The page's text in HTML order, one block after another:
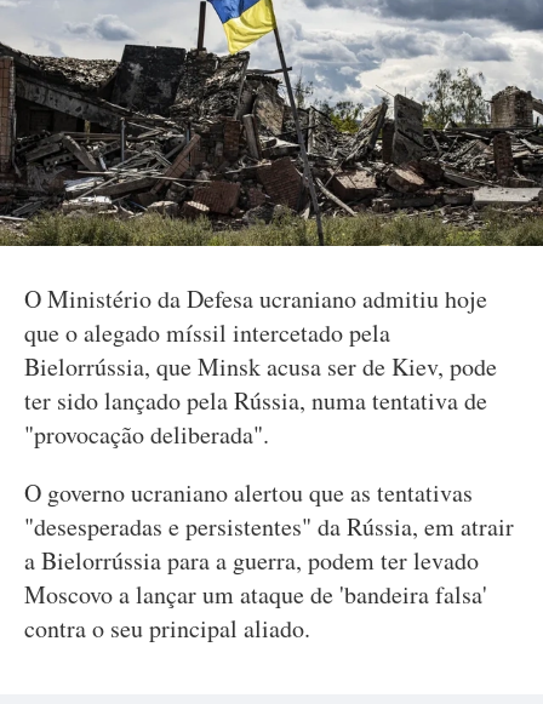
O Ministério da Defesa ucraniano admitiu hoje
que o alegado míssil intercetado pela
Bielorrússia, que Minsk acusa ser de Kiev, pode
ter sido lançado pela Rússia, numa tentativa de
"provocação deliberada".
O governo ucraniano alertou que as tentativas
"desesperadas e persistentes" da Rússia, em atrair
a Bielorrússia para a guerra, podem ter levado
Moscovo a lançar um ataque de 'bandeira falsa'
contra o seu principal aliado.